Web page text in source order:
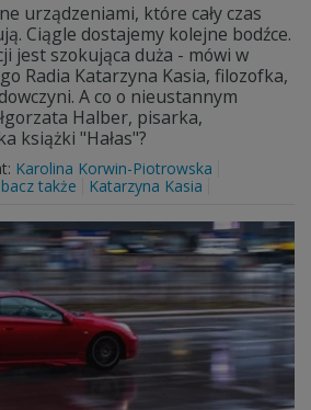
urządzeniami, które cały czas
Ciągle dostajemy kolejne bodźce.
jest szokująca duża - mówi w
Radia Katarzyna Kasia, filozofka,
A co o nieustannym
Halber, pisarka,
książki "Hałas"?
Karolina Korwin-Piotrowska
także Katarzyna Kasia